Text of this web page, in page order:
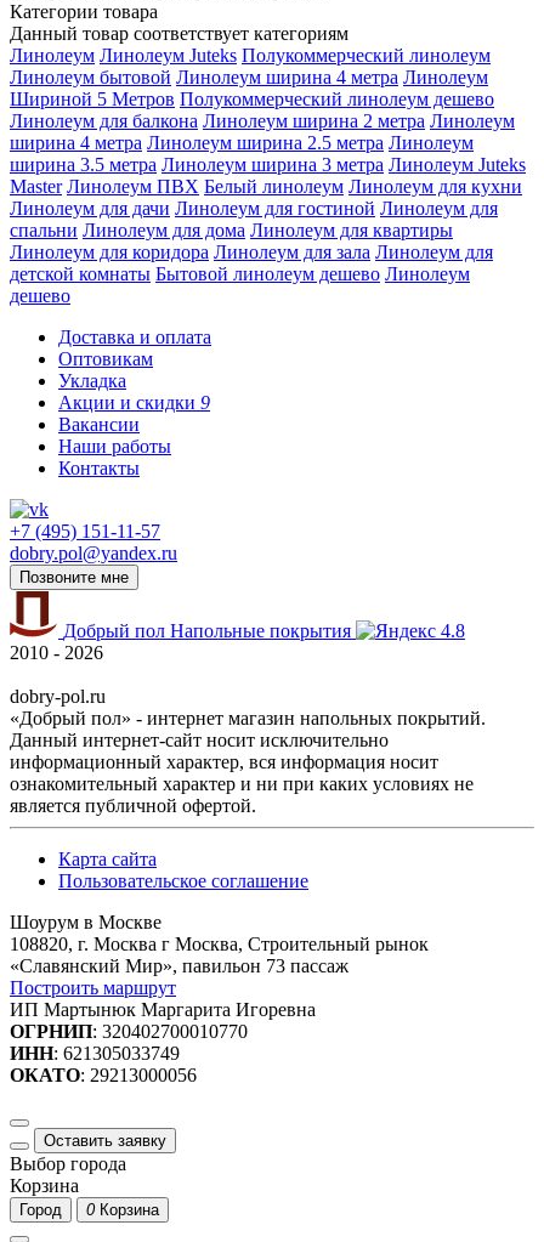
Категории товара
Данный товар соответствует категориям
Линолеум Линолеум Juteks Полукоммерческий линолеум
Линолеум бытовой Линолеум ширина 4 метра Линолеум
Шириной 5 Метров Полукоммерческий линолеум дешево
Линолеум для балкона Линолеум ширина 2 метра Линолеум
ширина 4 метра Линолеум ширина 2.5 метра Линолеум
ширина 3.5 метра Линолеум ширина 3 метра Линолеум Juteks
Master Линолеум ПВХ Белый линолеум Линолеум для кухни
Линолеум для дачи Линолеум для гостиной Линолеум для
спальни Линолеум для дома Линолеум для квартиры
Линолеум для коридора Линолеум для зала Линолеум для
детской комнаты Бытовой линолеум дешево Линолеум
дешево
Доставка и оплата
Оптовикам
Укладка
Акции и скидки 9
Вакансии
Наши работы
Контакты
+7 (495) 151-11-57
dobry.pol@yandex.ru
Позвоните мне
Добрый пол Напольные покрытия
4.8
2010 - 2026
dobry-pol.ru
«Добрый пол» - интернет магазин напольных покрытий.
Данный интернет-сайт носит исключительно
информационный характер, вся информация носит
ознакомительный характер и ни при каких условиях не
является публичной офертой.
Карта сайта
Пользовательское соглашение
Шоурум в Москве
108820, г. Москва г Москва, Строительный рынок
«Славянский Мир», павильон 73 пассаж
Построить маршрут
ИП Мартынюк Маргарита Игоревна
ОГРНИП: 320402700010770
ИНН: 621305033749
ОКАТО: 29213000056
Оставить заявку
Выбор города
Корзина
Город 0 Корзина